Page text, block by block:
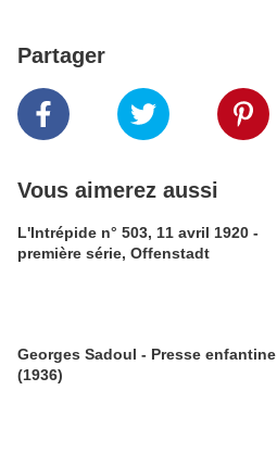
Partager
Vous aimerez aussi
L'Intrépide n° 503, 11 avril 1920 -
première série, Offenstadt
Georges Sadoul - Presse enfantine
(1936)